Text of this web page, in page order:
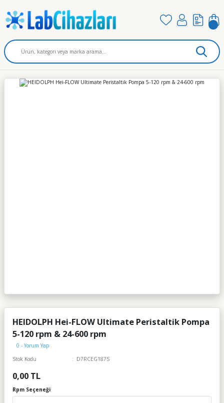
HEIDOLPH Hei-FLOW Ultimate Peristaltik Pompa
5-120 rpm & 24-600 rpm
0 - Yorum Yap
Stok Kodu
D7RCEG187S
0,00 TL
Rpm Seçeneği